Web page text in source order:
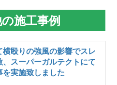
施工事例
横殴りの強風の影響でスレ
、スーパーガルテクトにて
を実施致しました